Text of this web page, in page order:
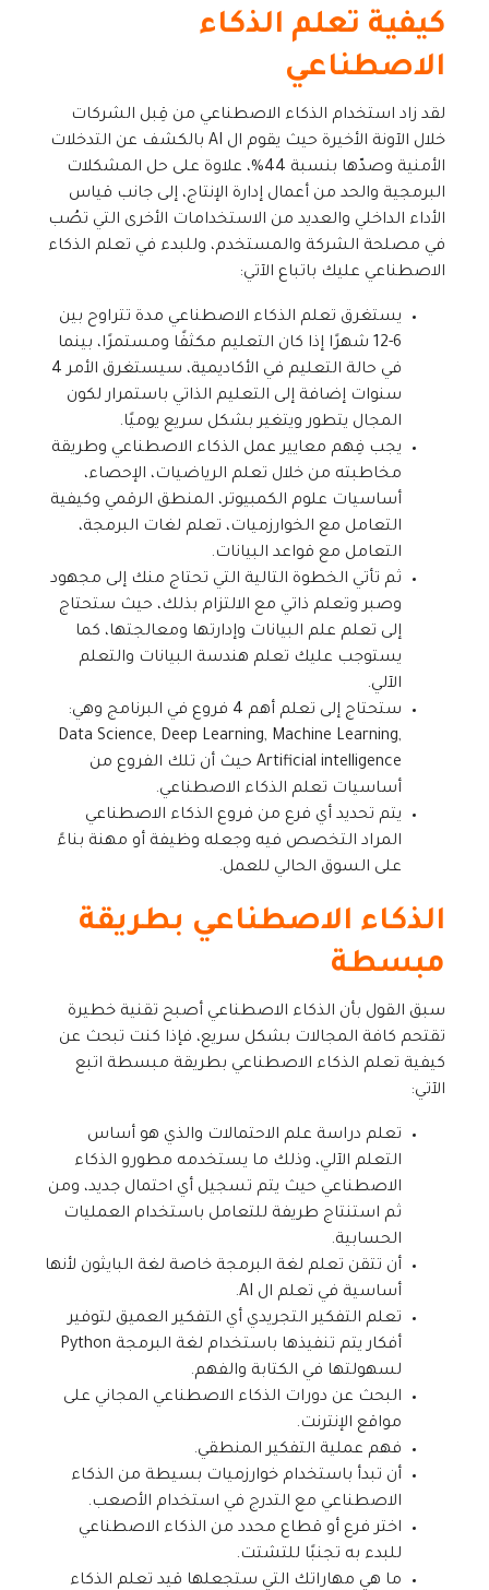
كيفية تعلم الذكاء
الاصطناعي
لقد زاد استخدام الذكاء الاصطناعي من قِبل الشركات
خلال الآونة الأخيرة حيث يقوم ال AI بالكشف عن التدخلات
الأمنية وصدّها بنسبة 44%، علاوة على حل المشكلات
البرمجية والحد من أعمال إدارة الإنتاج، إلى جانب قياس
الأداء الداخلي والعديد من الاستخدامات الأخرى التي تصُب
في مصلحة الشركة والمستخدم، وللبدء في تعلم الذكاء
الاصطناعي عليك باتباع الآتي:
يستغرق تعلم الذكاء الاصطناعي مدة تتراوح بين
6-12 شهرًا إذا كان التعليم مكثفًا ومستمرًا، بينما
في حالة التعليم في الأكاديمية، سيستغرق الأمر 4
سنوات إضافة إلى التعليم الذاتي باستمرار لكون
المجال يتطور ويتغير بشكل سريع يوميًا.
يجب فِهم معايير عمل الذكاء الاصطناعي وطريقة
مخاطبته من خلال تعلم الرياضيات، الإحصاء،
أساسيات علوم الكمبيوتر، المنطق الرقمي وكيفية
التعامل مع الخوارزميات، تعلم لغات البرمجة،
التعامل مع قواعد البيانات.
ثم تأتي الخطوة التالية التي تحتاج منك إلى مجهود
وصبر وتعلم ذاتي مع الالتزام بذلك، حيث ستحتاج
إلى تعلم علم البيانات وإدارتها ومعالجتها، كما
يستوجب عليك تعلم هندسة البيانات والتعلم
الآلي.
ستحتاج إلى تعلم أهم 4 فروع في البرنامج وهي:
Data Science, Deep Learning, Machine Learning,
Artificial intelligence حيث أن تلك الفروع من
أساسيات تعلم الذكاء الاصطناعي.
يتم تحديد أي فرع من فروع الذكاء الاصطناعي
المراد التخصص فيه وجعله وظيفة أو مهنة بناءً
على السوق الحالي للعمل.
الذكاء الاصطناعي بطريقة
مبسطة
سبق القول بأن الذكاء الاصطناعي أصبح تقنية خطيرة
تقتحم كافة المجالات بشكل سريع، فإذا كنت تبحث عن
كيفية تعلم الذكاء الاصطناعي بطريقة مبسطة اتبع
الآتي:
تعلم دراسة علم الاحتمالات والذي هو أساس
التعلم الآلي، وذلك ما يستخدمه مطورو الذكاء
الاصطناعي حيث يتم تسجيل أي احتمال جديد، ومن
ثم استنتاج طريفة للتعامل باستخدام العمليات
الحسابية.
أن تتقن تعلم لغة البرمجة خاصة لغة البايثون لأنها
أساسية في تعلم ال AI.
تعلم التفكير التجريدي أي التفكير العميق لتوفير
أفكار يتم تنفيذها باستخدام لغة البرمجة Python
لسهولتها في الكتابة والفهم.
البحث عن دورات الذكاء الاصطناعي المجاني على
مواقع الإنترنت.
فهم عملية التفكير المنطقي.
أن تبدأ باستخدام خوارزميات بسيطة من الذكاء
الاصطناعي مع التدرج في استخدام الأصعب.
اختر فرع أو قطاع محدد من الذكاء الاصطناعي
للبدء به تجنبًا للتشتت.
ما هي مهاراتك التي ستجعلها قيد تعلم الذكاء